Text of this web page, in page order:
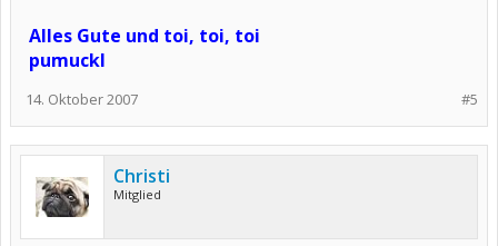
Alles Gute und toi, toi, toi
pumuckl
#5
14. Oktober 2007
Christi
Mitglied